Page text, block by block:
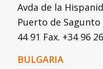
Avda de la
Puerto de Sagunto
44 91 Fax. +34 96
BULGARIA